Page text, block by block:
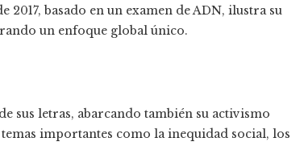
basado en un examen de ADN, ilustra su
un enfoque global único.
sus letras, abarcando también su activismo
importantes como la inequidad social, los